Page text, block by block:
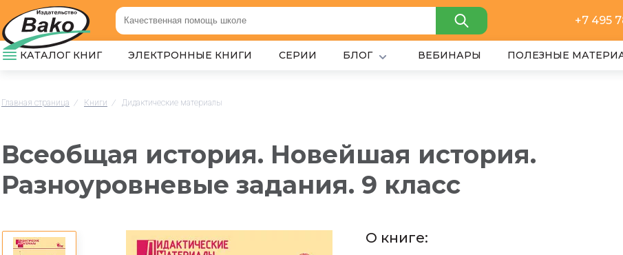
+7 495
КАТАЛОГ КНИГ ЭЛЕКТРОННЫЕ КНИГИ СЕРИИ БЛОГ ВЕБИНАРЫ ПОЛЕЗНЫЕ
Главная страница / Книги / Дидактические материалы
Всеобщая история. Новейшая история.
Разноуровневые задания. 9 класс
О книге: